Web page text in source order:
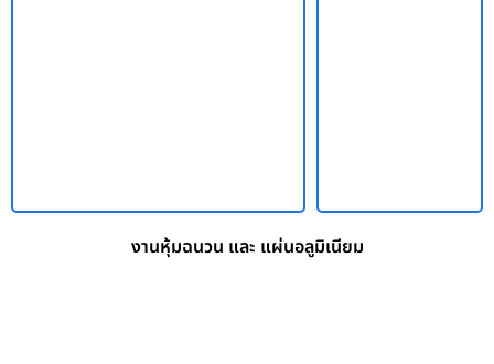
งานหุ้มฉนวน และ แผ่นอลูมิเนียม